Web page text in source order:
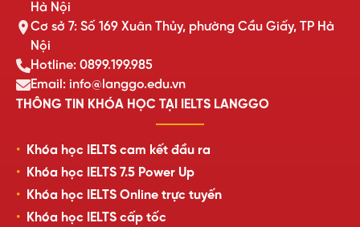
Hà Nội
Cơ sở 7: Số 169 Xuân Thủy, phường Cầu Giấy, TP Hà
Nội
Hotline: 0899.199.985
Email: info@langgo.edu.vn
THÔNG TIN KHÓA HỌC TẠI IELTS LANGGO
Khóa học IELTS cam kết đầu ra
Khóa học IELTS 7.5 Power Up
Khóa học IELTS Online trực tuyến
Khóa học IELTS cấp tốc